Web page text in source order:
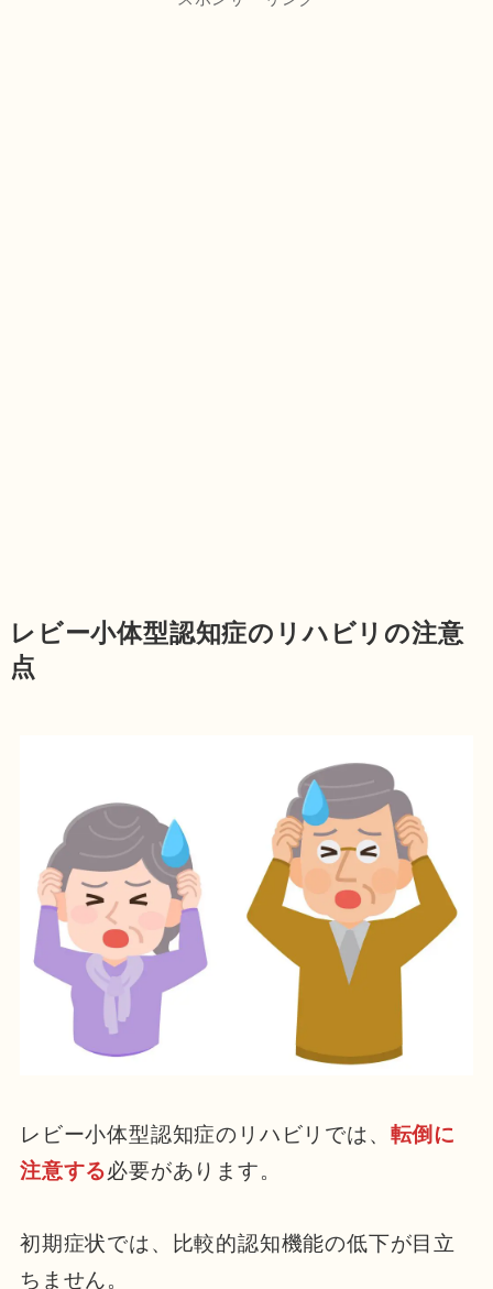
レビー小体型認知症のリハビリの注意
点
レビー小体型認知症のリハビリでは、 転倒に
注意する必要があります。
初期症状では、比較的認知機能の低下が目立
ちません。